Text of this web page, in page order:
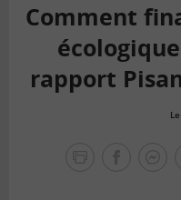
Comment
rapport